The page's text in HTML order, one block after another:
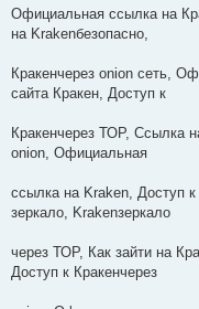
Официальная ссылка на
на Krakenбезопасно,
Кракенчерез onion сеть,
сайта Кракен, Доступ к
Кракенчерез ТОР, Ссылка
onion, Официальная
ссылка на Kraken, Доступ
зеркало, Krakenзеркало
через ТОР, Как зайти на
Доступ к Кракенчерез